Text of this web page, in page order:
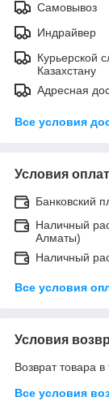
Самовывоз
Индрайвер
Курьерской
Казахстану
Адресная
Все условия
Условия
Банковский
Наличный
Алматы)
Наличный
Все условия
Условия
Возврат товара
Все условия